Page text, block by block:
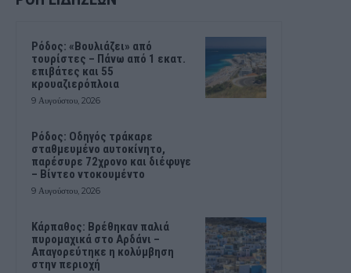
Ρόδος: «Βουλιάζει» από
τουρίστες – Πάνω από 1 εκατ.
επιβάτες και 55
κρουαζιερόπλοια
9 Αυγούστου, 2026
Ρόδος: Οδηγός τράκαρε
σταθμευμένο αυτοκίνητο,
παρέσυρε 72χρονο και διέφυγε
– Βίντεο ντοκουμέντο
9 Αυγούστου, 2026
Κάρπαθος: Βρέθηκαν παλιά
πυρομαχικά στο Αρδάνι –
Απαγορεύτηκε η κολύμβηση
στην περιοχή